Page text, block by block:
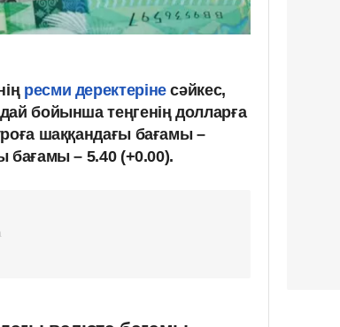
ресми деректерінесәйкес,
бойынша теңгенің долларға
шаққандағы бағамы –
бағамы – 5.40 (+0.00).